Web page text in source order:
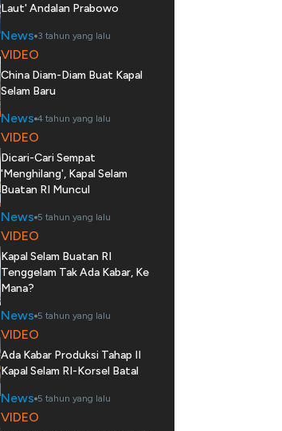
Laut' Andalan Prabowo
News 3 tahun yang lalu
VIDEO
China Diam-Diam Buat Kapal
Selam Baru
News 4 tahun yang lalu
VIDEO
Dicari-Cari Sempat
'Menghilang', Kapal Selam
Buatan RI Muncul
News 5 tahun yang lalu
VIDEO
Kapal Selam Buatan RI
Tenggelam Tak Ada Kabar, Ke
Mana?
News 5 tahun yang lalu
VIDEO
Ada Kabar Produksi Tahap II
Kapal Selam RI-Korsel Batal
News 5 tahun yang lalu
VIDEO